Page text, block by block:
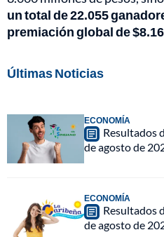
un total de 22.055
premiación global de
Últimas Noticias
ECONOMÍA
Resultados
de agosto de
ECONOMÍA
Resultados
de agosto de